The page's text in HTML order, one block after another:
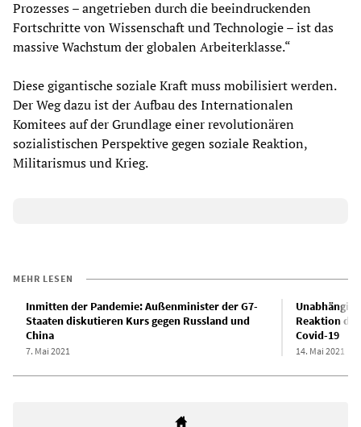
Prozesses – angetrieben durch die beeindruckenden
Fortschritte von Wissenschaft und Technologie – ist das
massive Wachstum der globalen Arbeiterklasse.“
Diese gigantische soziale Kraft muss mobilisiert werden.
Der Weg dazu ist der Aufbau des Internationalen
Komitees auf der Grundlage einer revolutionären
sozialistischen Perspektive gegen soziale Reaktion,
Militarismus und Krieg.
MEHR LESEN
Inmitten der Pandemie: Außenminister der G7-
Staaten diskutieren Kurs gegen Russland und
China
7. Mai 2021
Reaktion
Covid-19
14. Mai 2021